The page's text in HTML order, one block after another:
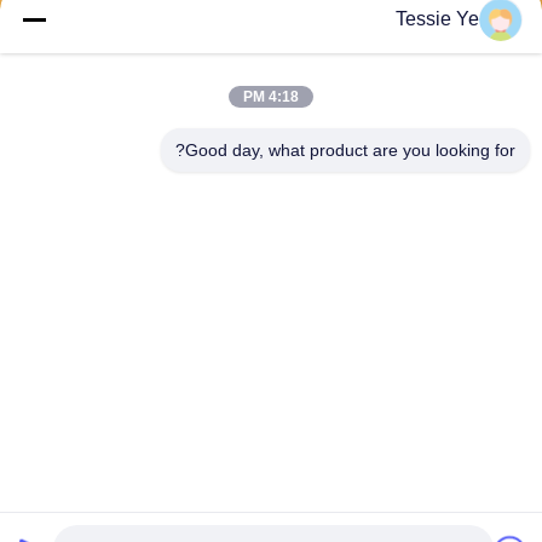
Tessie Ye
4:18 PM
Good day, what product are you looking for?